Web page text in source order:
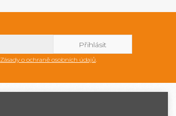
Zásady o ochraně osobních údajů.